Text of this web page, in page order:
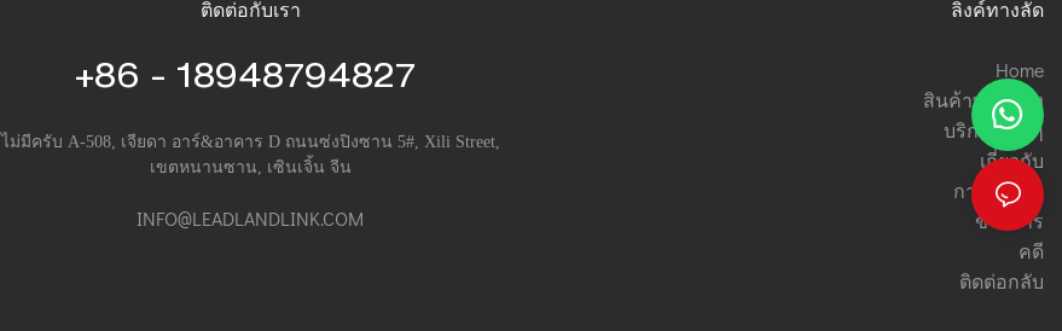
ติดต่อกับเรา
+86 - 18948794827
ไม่มีครับ A-508, เจียดา อาร์&อาคาร D ถนนซ่งปิงซาน 5#, Xili Street,
เขตหนานซาน, เซินเจิ้น จีน
INFO@LEADLANDLINK.COM
ลิงค์ทางลัด
Home
สินค้าพร้อมส่ง
บริการต่างๆ
เกี่ยวกับ
การใช้งาน
ข่าวสาร
คดี
ติดต่อกลับ